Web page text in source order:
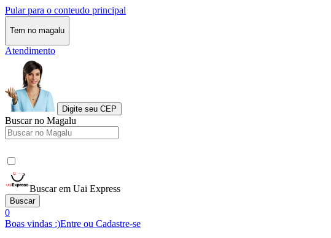
Pular para o conteudo principal
Tem no magalu
Atendimento
Digite seu CEP
Buscar no Magalu
Buscar em Uai Express
Buscar
0
Boas vindas :)Entre ou Cadastre-se